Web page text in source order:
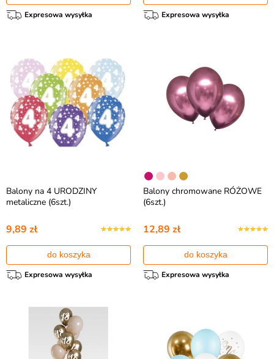
Expresowa wysyłka Expresowa wysyłka
Balony na 4 URODZINY
metaliczne (6szt.)
9,89 zł
do koszyka
Expresowa wysyłka
Balony chromowane RÓŻOWE
(6szt.)
12,89 zł
do koszyka
Expresowa wysyłka